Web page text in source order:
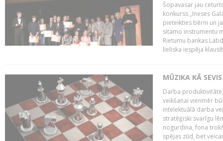
Šopavasar jau
konkurss „Ineses
pieteikties bērni un
sitamo instrumentu
Rietumu bankas
lieliska iespēja
MŪZIKA KĀ
Darba
veikšanai vienmēr
intelektuālā darba
stratēģiski svarīgu
nogurdina, fona
spējas zūd, bet